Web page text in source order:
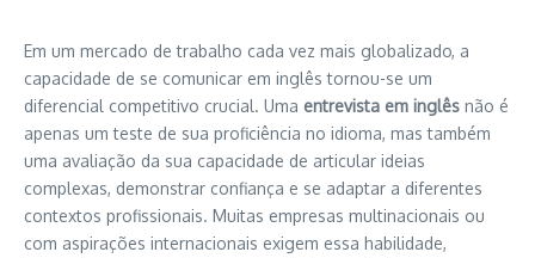
Em um mercado de trabalho cada vez mais globalizado, a
capacidade de se comunicar em inglês tornou-se um
diferencial competitivo crucial. Uma entrevista em inglês não é
apenas um teste de sua proficiência no idioma, mas também
uma avaliação da sua capacidade de articular ideias
complexas, demonstrar confiança e se adaptar a diferentes
contextos profissionais. Muitas empresas multinacionais ou
com aspirações internacionais exigem essa habilidade,